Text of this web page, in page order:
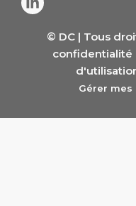
© DC | Tous
confidentialité
Gérer